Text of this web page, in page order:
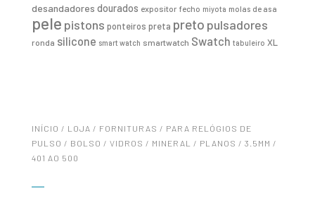
desandadores dourados expositor fecho miyota molas de asa
pele pistons ponteiros preta preto pulsadores
ronda silicone smart watch smartwatch Swatch tabuleiro XL
INÍCIO / LOJA / FORNITURAS / PARA RELÓGIOS DE
PULSO / BOLSO / VIDROS / MINERAL / PLANOS / 3.5MM /
401 AO 500